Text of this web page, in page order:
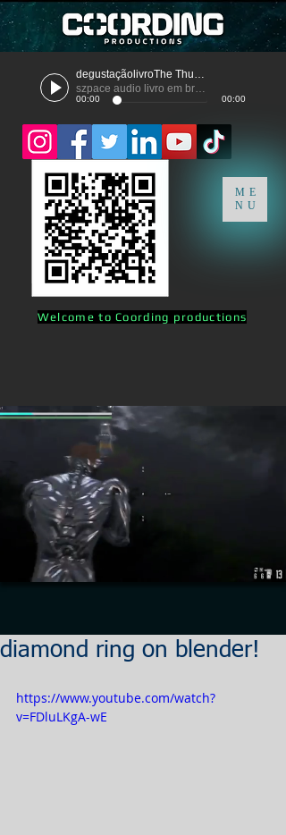
degustaçãolivroThe Thunder
szpace audio livro em breve
00:00 00:00
ME
NU
Welcome to Coording productions
diamond ring on blender!
https://www.youtube.com/watch?
v=FDluLKgA-wE